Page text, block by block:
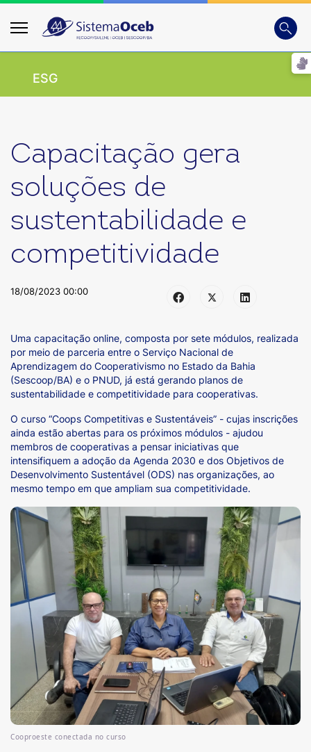
Busca
ESG
Capacitação gera
soluções de
sustentabilidade e
competitividade
18/08/2023 00:00
Uma capacitação online, composta por sete módulos, realizada
por meio de parceria entre o Serviço Nacional de
Aprendizagem do Cooperativismo no Estado da Bahia
(Sescoop/BA) e o PNUD, já está gerando planos de
sustentabilidade e competitividade para cooperativas.
O curso “Coops Competitivas e Sustentáveis” - cujas inscrições
ainda estão abertas para os próximos módulos - ajudou
membros de cooperativas a pensar iniciativas que
intensifiquem a adoção da Agenda 2030 e dos Objetivos de
Desenvolvimento Sustentável (ODS) nas organizações, ao
mesmo tempo em que ampliam sua competitividade.
Cooproeste conectada no curso